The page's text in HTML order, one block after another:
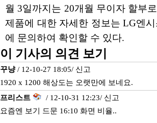
월 3일까지는 20개월 무이자 할부
제품에 대한 자세한 정보는 LG엔시
에 문의하여 확인할 수 있다.
이 기사의 의견 보기
꾸냥/ 12-10-27 18:05/ 신고
1920 x 1200 해상도는 오랫만에 보네요.
프리스트
/ 12-10-31 12:23/ 신고
요즘엔 보기 드문 16:10 화면 비율..